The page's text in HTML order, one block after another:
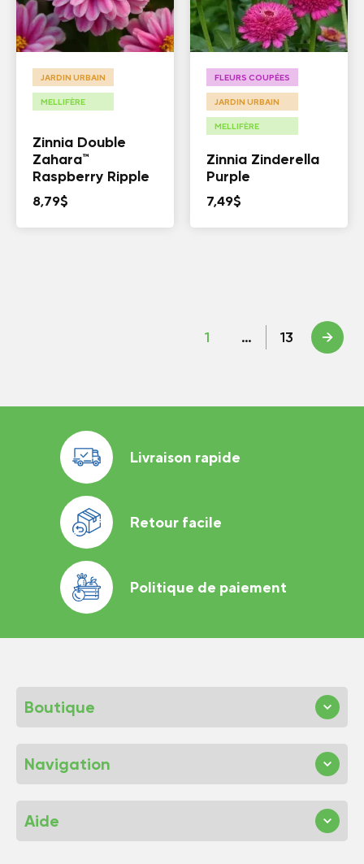
JARDIN URBAIN
MELLIFÈRE
Zinnia Double
Zahara™
Raspberry Ripple
8,79$
FLEURS COUPÉES
JARDIN URBAIN
MELLIFÈRE
Zinnia Zinderella
Purple
7,49$
1 … 13 →
Livraison rapide
Retour facile
Politique de paiement
Boutique
Navigation
Aide